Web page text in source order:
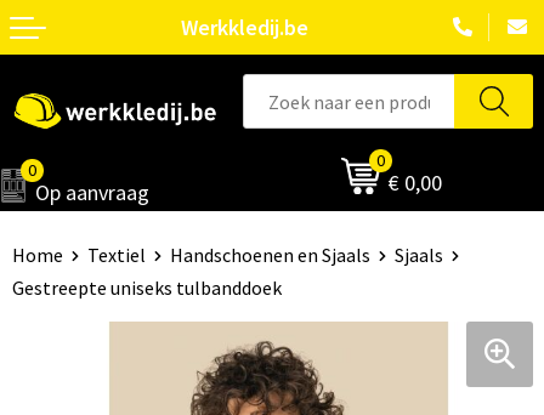
Werkkledij.be
0
Op aanvraag
0
€ 0,00
Home Textiel Handschoenen en Sjaals
Sjaals
Gestreepte uniseks tulbanddoek